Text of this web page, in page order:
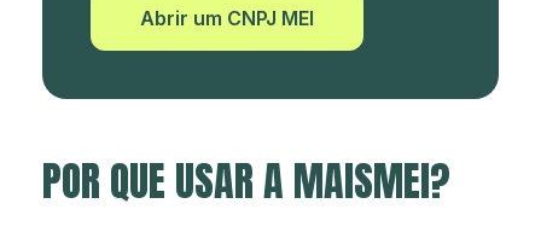
Abrir um CNPJ MEI
POR QUE USAR A MAISMEI?